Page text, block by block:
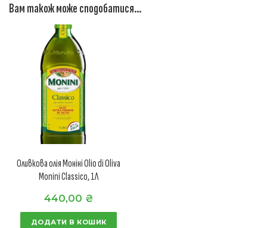
Вам також може сподобатися…
Оливкова олія Моніні Olio di Oliva
Monini Classico, 1Л
440,00 ₴
ДОДАТИ В КОШИК